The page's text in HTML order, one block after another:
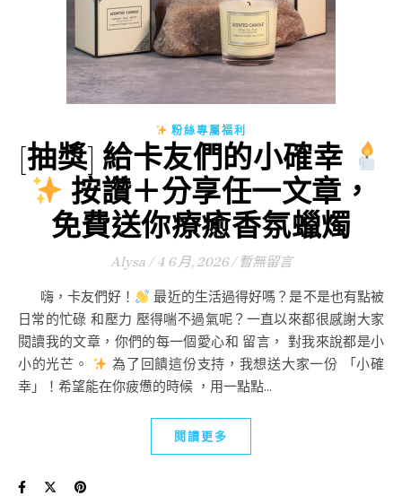
粉絲專屬福利
[抽獎] 給卡友們的小確幸
按讚＋分享任一文章，
免費送你療癒香氛蠟燭
Alysa / 4 6 月, 2026 / 暫無留言
嗨，卡友們好！
最近的生活過得好嗎？是不是也有點被
日常的忙碌 和壓力 壓得喘不過氣呢？一直以來都很感謝大家
閱讀我的文章，你們的每一個愛心和 留言， 對我來說都是小
小的光芒。
為了回饋這份支持，我想送大家一份 「小確
幸」！希望能在你疲憊的時候 ，用一點點...
閱讀更多